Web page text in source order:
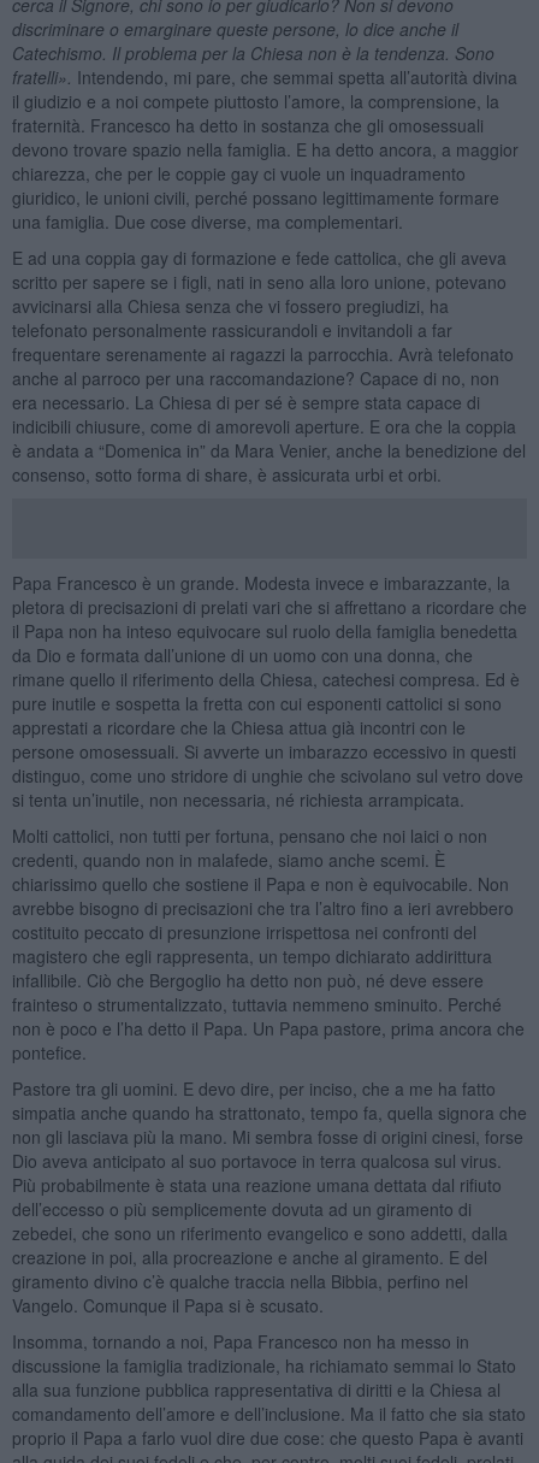
discriminare o emarginare queste persone, lo dice anche il
Catechismo. Il problema per la Chiesa non è la tendenza. Sono
fratelli». Intendendo, mi pare, che semmai spetta all’autorità divina
il giudizio e a noi compete piuttosto l’amore, la comprensione, la
fraternità. Francesco ha detto in sostanza che gli omosessuali
devono trovare spazio nella famiglia. E ha detto ancora, a maggior
chiarezza, che per le coppie gay ci vuole un inquadramento
giuridico, le unioni civili, perché possano legittimamente formare
una famiglia. Due cose diverse, ma complementari.
E ad una coppia gay di formazione e fede cattolica, che gli aveva
scritto per sapere se i figli, nati in seno alla loro unione, potevano
avvicinarsi alla Chiesa senza che vi fossero pregiudizi, ha
telefonato personalmente rassicurandoli e invitandoli a far
frequentare serenamente ai ragazzi la parrocchia. Avrà telefonato
anche al parroco per una raccomandazione? Capace di no, non
era necessario. La Chiesa di per sé è sempre stata capace di
indicibili chiusure, come di amorevoli aperture. E ora che la coppia
è andata a “Domenica in” da Mara Venier, anche la benedizione del
consenso, sotto forma di share, è assicurata urbi et orbi.
Papa Francesco è un grande. Modesta invece e imbarazzante, la
pletora di precisazioni di prelati vari che si affrettano a ricordare che
il Papa non ha inteso equivocare sul ruolo della famiglia benedetta
da Dio e formata dall’unione di un uomo con una donna, che
rimane quello il riferimento della Chiesa, catechesi compresa. Ed è
pure inutile e sospetta la fretta con cui esponenti cattolici si sono
apprestati a ricordare che la Chiesa attua già incontri con le
persone omosessuali. Si avverte un imbarazzo eccessivo in questi
distinguo, come uno stridore di unghie che scivolano sul vetro dove
si tenta un’inutile, non necessaria, né richiesta arrampicata.
Molti cattolici, non tutti per fortuna, pensano che noi laici o non
credenti, quando non in malafede, siamo anche scemi. È
chiarissimo quello che sostiene il Papa e non è equivocabile. Non
avrebbe bisogno di precisazioni che tra l’altro fino a ieri avrebbero
costituito peccato di presunzione irrispettosa nei confronti del
magistero che egli rappresenta, un tempo dichiarato addirittura
infallibile. Ciò che Bergoglio ha detto non può, né deve essere
frainteso o strumentalizzato, tuttavia nemmeno sminuito. Perché
non è poco e l’ha detto il Papa. Un Papa pastore, prima ancora che
pontefice.
Pastore tra gli uomini. E devo dire, per inciso, che a me ha fatto
simpatia anche quando ha strattonato, tempo fa, quella signora che
non gli lasciava più la mano. Mi sembra fosse di origini cinesi, forse
Dio aveva anticipato al suo portavoce in terra qualcosa sul virus.
Più probabilmente è stata una reazione umana dettata dal rifiuto
dell’eccesso o più semplicemente dovuta ad un giramento di
zebedei, che sono un riferimento evangelico e sono addetti, dalla
creazione in poi, alla procreazione e anche al giramento. E del
giramento divino c’è qualche traccia nella Bibbia, perfino nel
Vangelo. Comunque il Papa si è scusato.
Insomma, tornando a noi, Papa Francesco non ha messo in
discussione la famiglia tradizionale, ha richiamato semmai lo Stato
alla sua funzione pubblica rappresentativa di diritti e la Chiesa al
comandamento dell’amore e dell’inclusione. Ma il fatto che sia stato
proprio il Papa a farlo vuol dire due cose: che questo Papa è avanti